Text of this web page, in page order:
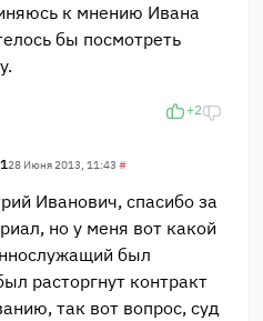
к мнению Ивана
бы посмотреть
+2
28 Июня 2013, 11:43 #
Иванович, спасибо за
но у меня вот какой
был
расторгнут контракт
так вот вопрос, суд